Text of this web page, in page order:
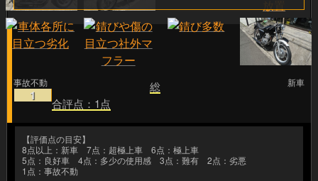
事故不動 新車
1
総
合評点：1点
【評価点の目安】
8点以上：新車 7点：超極上車 6点：極上車
5点：良好車 4点：多少の使用感 3点：難有 2点：劣悪
1点：事故不動